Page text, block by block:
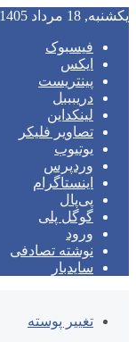
یکشنبه, 18 مرداد 1405
فیسبوک
ایکس
پینتریست
دریبببل
لینکداین
تصاویر فلیکر
یوتیوب
وردپرس
اینستاگرام
پی‌پال
گوگل پلی
ورود
نوشته تصادفی
سایدبار
تغییر پوسته